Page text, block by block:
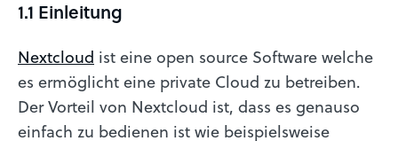
1.1 Einleitung
Nextcloud ist eine open source Software welche
es ermöglicht eine private Cloud zu betreiben.
Der Vorteil von Nextcloud ist, dass es genauso
einfach zu bedienen ist wie beispielsweise